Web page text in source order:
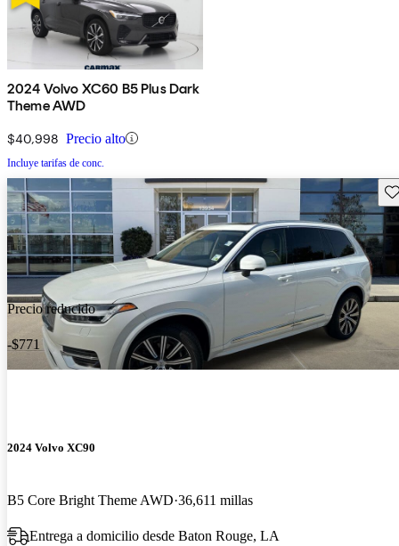
2024 Volvo XC60 B5 Plus Dark
Theme AWD
$40,998 Precio alto
Incluye tarifas de conc.
Precio reducido
-$771
2024 Volvo XC90
B5 Core Bright Theme AWD 36,611 millas
Entrega a domicilio desde Baton Rouge, LA